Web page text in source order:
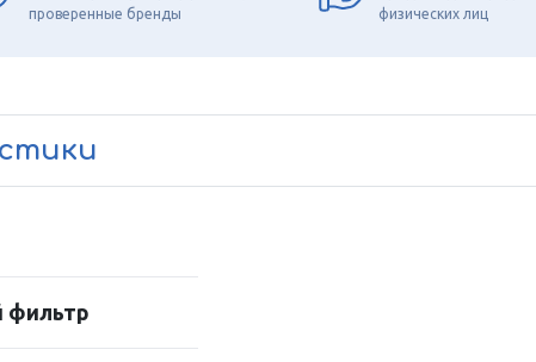
проверенные бренды
физических лиц
фильтр